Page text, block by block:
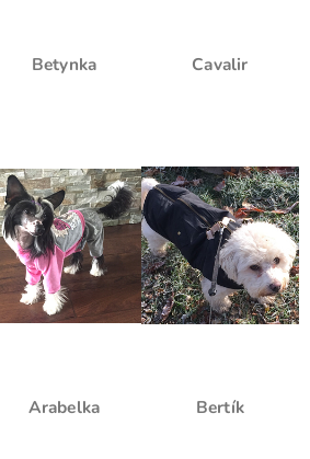
Betynka Cavalir
Arabelka Bertík